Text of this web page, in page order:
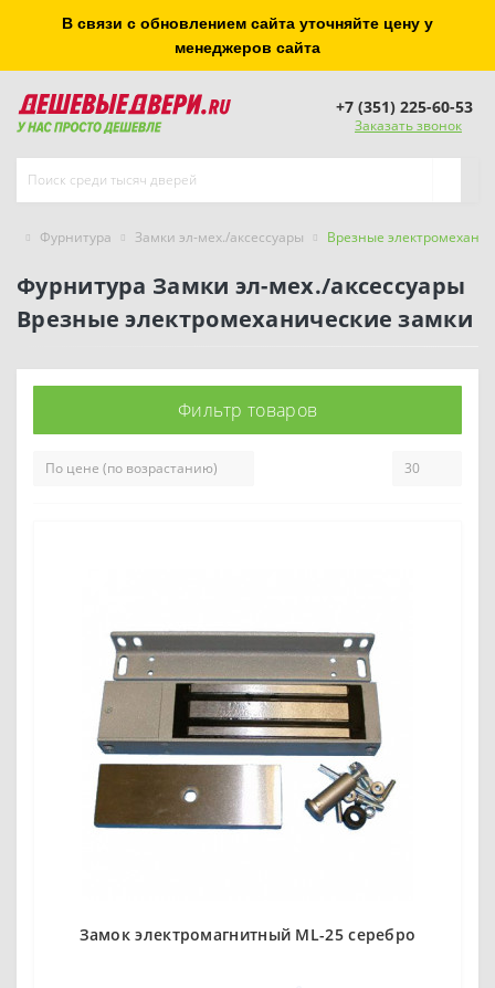
В связи с обновлением сайта уточняйте цену у
менеджеров сайта
+7 (351) 225-60-53
Заказать звонок
Фурнитура Замки эл-мех./аксессуары Врезные
Фурнитура Замки эл-мех./аксессуары
Врезные электромеханические замки
Фильтр товаров
Замок электромагнитный ML-25 серебро